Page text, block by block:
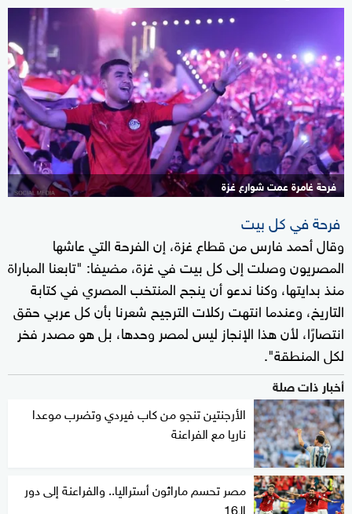
فرحة غامرة عمت شوارع غزة
فرحة في كل بيت
وقال أحمد فارس من قطاع غزة، إن الفرحة التي عاشها
المصريون وصلت إلى كل بيت في غزة، مضيفا: "تابعنا المباراة
منذ بدايتها، وكنا ندعو أن ينجح المنتخب المصري في كتابة
التاريخ، وعندما انتهت ركلات الترجيح شعرنا بأن كل عربي حقق
انتصارًا، لأن هذا الإنجاز ليس لمصر وحدها، بل هو مصدر فخر
لكل المنطقة".
أخبار ذات صلة
الأرجنتين تنجو من كاب فيردي وتضرب موعدا
ناريا مع الفراعنة
مصر تحسم ماراثون أستراليا.. والفراعنة إلى دور
الـ16